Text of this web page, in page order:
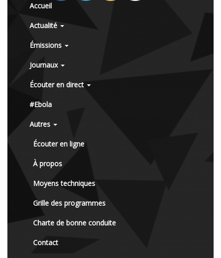
Accueil
Actualité
Émissions
Journaux
Écouter en direct
#Ebola
Autres
Écouter en ligne
À propos
Moyens techniques
Grille des programmes
Charte de bonne conduite
Contact